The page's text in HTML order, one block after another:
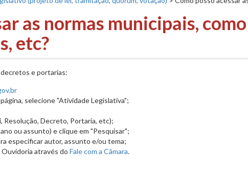
as normas municipais,
etc?
decretos e portarias:
selecione "Atividade Legislativa";
Resolução, Decreto, Portaria, etc);
ou assunto) e clique em "Pesquisar";
especificar autor, assunto e/ou tema;
através do Fale com a Câmara.